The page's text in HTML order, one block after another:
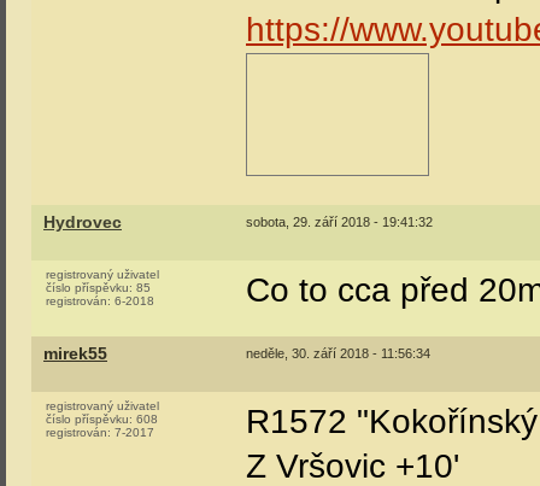
https://
Hydrovec sobota, 29. září 2018 - 19:41:32
registrovaný uživatel
číslo příspěvku: 85
registrován: 6-2018 Co to cca před
mirek55 neděle, 30. září 2018 - 11:56:34
registrovaný uživatel
číslo příspěvku: 608
registrován: 7-2017
R1572
Z Vršovic +10'